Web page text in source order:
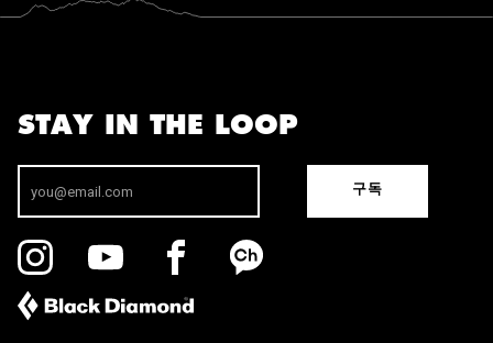
STAY IN THE LOOP
구독